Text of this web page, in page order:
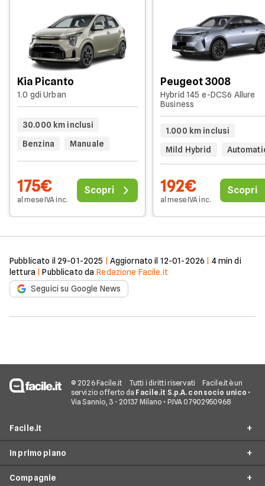
Kia Picanto
1.0 gdi Urban
30.000 km inclusi
Benzina
Manuale
175€
al mese IVA inc.
Scopri
Peugeot 3008
Hybrid 145 e-DCS6 Allure
Business
1.000 km inclusi
Mild Hybrid
192€
al mese IVA inc.
Scopri
Pubblicato il 29-01-2025 Aggiornato il 12-01-2026 4min di
lettura |Pubblicato da Redazione Facile.it
Seguici su Google News
© 2026 Facile.it Tutti i diritti riservati
Facile.it è un
servizio offerto da Facile.it S.p.A. con socio unico •
Via Sannio, 3 - 20137 Milano • P.IVA 07902950968
Facile.it
Assicurazioni
Prestiti
In primo piano
Compagnie